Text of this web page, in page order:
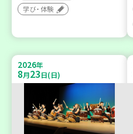
学び・体験
2026年
8月23日(日)